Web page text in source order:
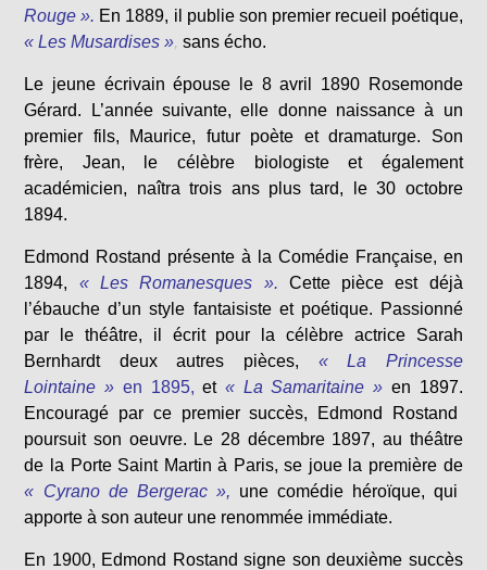
Rouge ». En 1889, il publie son premier recueil poétique,
« Les Musardises », sans écho.
Le jeune écrivain épouse le 8 avril 1890 Rosemonde
Gérard. L’année suivante, elle donne naissance à un
premier fils, Maurice, futur poète et dramaturge. Son
frère, Jean, le célèbre biologiste et également
académicien, naîtra trois ans plus tard, le 30 octobre
1894.
Edmond Rostand présente à la Comédie Française, en
1894,
« Les Romanesques ». Cette pièce est déjà
l’ébauche d’un style fantaisiste et poétique. Passionné
par le théâtre, il écrit pour la célèbre actrice Sarah
Bernhardt deux autres pièces,
« La Princesse
Lointaine » en 1895,et « La Samaritaine » en 1897.
Encouragé par ce premier succès, Edmond Rostand
poursuit son oeuvre. Le 28 décembre 1897, au théâtre
de la Porte Saint Martin à Paris, se joue la première de
« Cyrano de Bergerac », une comédie héroïque, qui
apporte à son auteur une renommée immédiate.
En 1900, Edmond Rostand signe son deuxième succès